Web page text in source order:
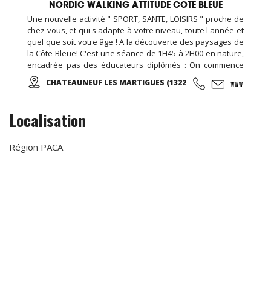
NORDIC WALKING ATTITUDE COTE BLEUE
Une nouvelle activité " SPORT, SANTE, LOISIRS " proche de
chez vous, et qui s'adapte à votre niveau, toute l'année et
quel que soit votre âge ! A la découverte des paysages de
la Côte Bleue! C'est une séance de 1H45 à 2H00 en nature,
encadrée pas des éducateurs diplômés : On commence
par un échauffement musculaire et articulaire, puis place à
la marche et sa technique en alternant des phases plus
CHATEAUNEUF LES MARTIGUES (13220)
Localisation
Région PACA